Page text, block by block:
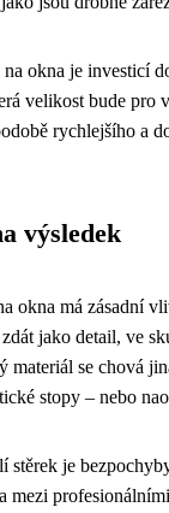
okna je investicí
velikost bude pro
rychlejšího a
výsledek
okna má zásadní
jako detail, ve
se chová
stopy – nebo
stěrek je
mezi